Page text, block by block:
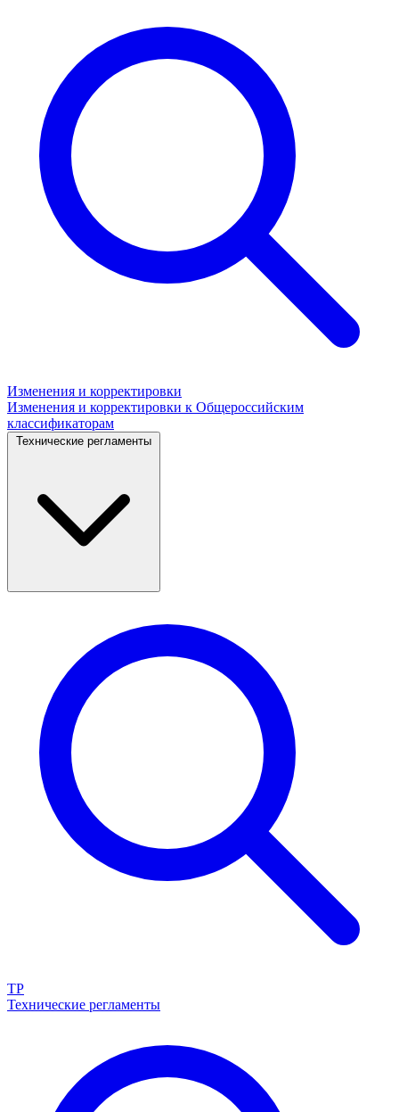
Изменения и корректировки
Изменения и корректировки к Общероссийским
классификаторам
Технические регламенты
ТР
Технические регламенты